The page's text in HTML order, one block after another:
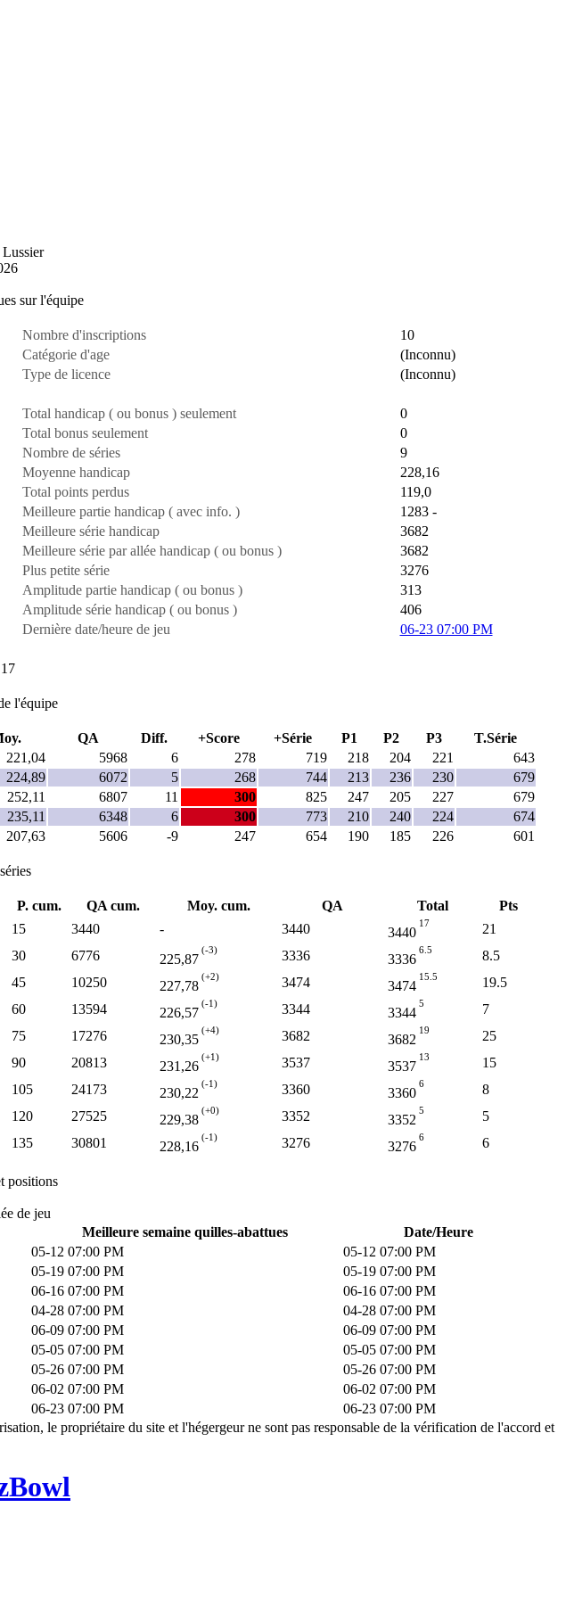
sur l'équipe
Nombre d'inscriptions
10
Catégorie d'age
(Inconnu)
Type de licence
(Inconnu)
Total handicap ( ou bonus ) seulement
0
Total bonus seulement
0
Nombre de séries
9
Moyenne handicap
228,16
Total points perdus
119,0
Meilleure partie handicap ( avec info. )
1283 -
Meilleure série handicap
3682
Meilleure série par allée handicap ( ou bonus )
3682
Plus petite série
3276
Amplitude partie handicap ( ou bonus )
313
Amplitude série handicap ( ou bonus )
406
Dernière date/heure de jeu
06-23 07:00 PM
l'équipe
QA Diff. +Score +Série P1 P2 P3
T.Série
221,04 5968 6 278 719 218 204 221
643
224,89 6072 5 268 744 213 236 230
679
252,11 6807 11 300 825 247 205 227
679
235,11 6348 6 300 773 210 240 224
674
207,63 5606 -9 247 654 190 185 226 601
P. cum. QA cum. Moy. cum. QA Total
Pts
15 3440 - 3440 3440
17
21
30 6776 225,87
(-3) 3336 3336
6.5
8.5
45 10250 227,78
(+2) 3474 3474
15.5
19.5
60 13594 226,57
(-1) 3344 3344
5
7
75 17276 230,35
(+4) 3682 3682
19
25
90 20813 231,26
(+1) 3537 3537
13
15
105 24173 230,22
(-1) 3360 3360
6
8
120 27525 229,38
(+0) 3352 3352
5
5
135 30801 228,16
(-1) 3276 3276
6 6
positions
de jeu
Meilleure semaine quilles-abattues
Date/Heure
05-12 07:00 PM
05-12 07:00 PM
05-19 07:00 PM
05-19 07:00 PM
06-16 07:00 PM
06-16 07:00 PM
04-28 07:00 PM
04-28 07:00 PM
06-09 07:00 PM
06-09 07:00 PM
05-05 07:00 PM
05-05 07:00 PM
05-26 07:00 PM
05-26 07:00 PM
06-02 07:00 PM
06-02 07:00 PM
06-23 07:00 PM
06-23 07:00 PM
le propriétaire du site et l'hégergeur ne sont pas responsable de la vérification de l'accord et